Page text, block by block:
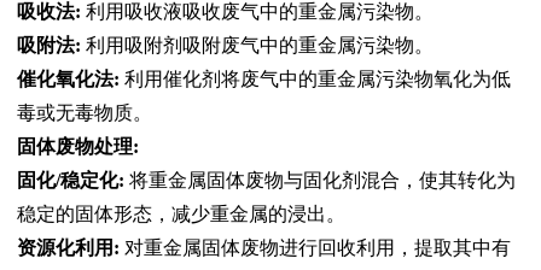
吸收法: 利用吸收液吸收废气中的重金属污染物。
吸附法: 利用吸附剂吸附废气中的重金属污染物。
催化氧化法: 利用催化剂将废气中的重金属污染物氧化为低
毒或无毒物质。
固体废物处理:
固化/稳定化: 将重金属固体废物与固化剂混合，使其转化为
稳定的固体形态，减少重金属的浸出。
资源化利用: 对重金属固体废物进行回收利用，提取其中有